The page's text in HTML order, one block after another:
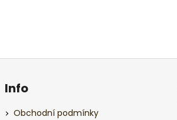
Info
Obchodní podmínky